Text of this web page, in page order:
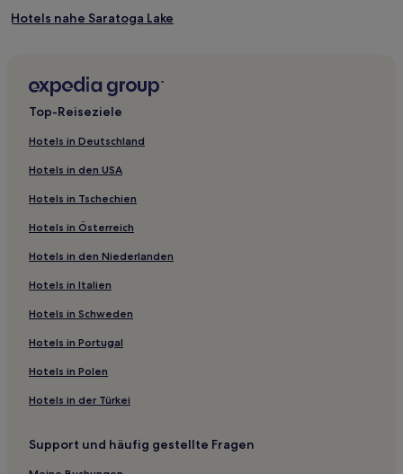
Hotels nahe Saratoga Lake
Hotels nahe Kaaterskill-Wasserfälle
Hotels nahe High Falls Trail
Burnt Hills Hotels
Hotels nahe Saratoga Automobile Museum
Hotels nahe Amsterdam Municipal Golf Course
Germantown Hotels
Hotels nahe Bahnhof Albany International Airport
Hotels nahe Wilton Mall
Ghent Hotels
Hotels nahe Saratoga Springs City Center
Town of Fulton: Hotels
Top-Reiseziele
Hotels in Deutschland
Hotels in den USA
Hotels in Tschechien
Hotels in Österreich
Hotels in den Niederlanden
Hotels in Italien
Hotels in Schweden
Hotels in Portugal
Hotels in Polen
Hotels in der Türkei
Support und häufig gestellte Fragen